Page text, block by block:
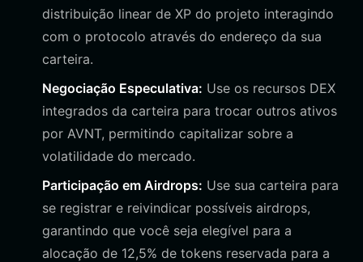
distribuição linear de XP do projeto interagindo
com o protocolo através do endereço da sua
carteira.
Negociação Especulativa: Use os recursos DEX
integrados da carteira para trocar outros ativos
por AVNT, permitindo capitalizar sobre a
volatilidade do mercado.
Participação em Airdrops: Use sua carteira para
se registrar e reivindicar possíveis airdrops,
garantindo que você seja elegível para a
alocação de 12,5% de tokens reservada para a